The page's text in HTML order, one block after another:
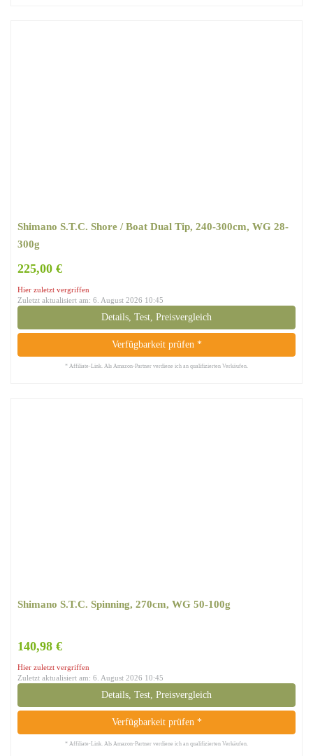
Shimano S.T.C. Shore / Boat Dual Tip, 240-300cm, WG 28-
300g
225,00 €
Hier zuletzt vergriffen
Zuletzt aktualisiert am: 6. August 2026 10:45
Details, Test, Preisvergleich
Verfügbarkeit prüfen *
* Affiliate-Link. Als Amazon-Partner verdiene ich an qualifizierten Verkäufen.
Shimano S.T.C. Spinning, 270cm, WG 50-100g
140,98 €
Hier zuletzt vergriffen
Zuletzt aktualisiert am: 6. August 2026 10:45
Details, Test, Preisvergleich
Verfügbarkeit prüfen *
* Affiliate-Link. Als Amazon-Partner verdiene ich an qualifizierten Verkäufen.